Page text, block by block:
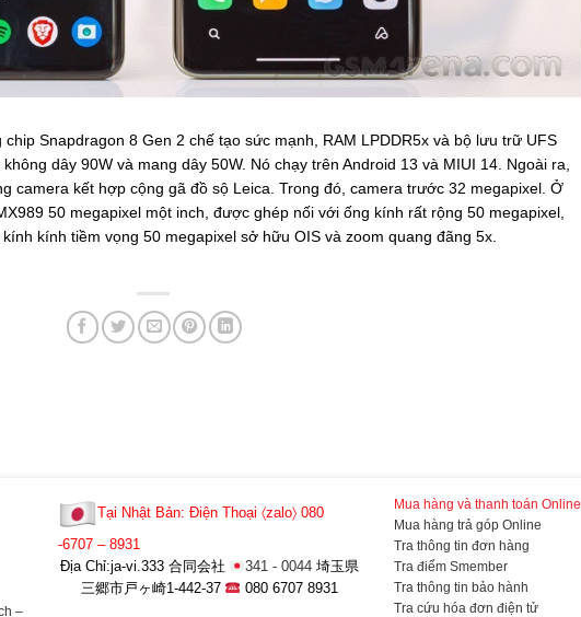
Snapdragon 8 Gen 2 chế tạo sức mạnh, RAM LPDDR5x và bộ lưu trữ UFS
dây 90W và mang dây 50W. Nó chạy trên Android 13 và MIUI 14. Ngoài ra,
camera kết hợp cộng gã đồ sộ Leica. Trong đó, camera trước 32 megapixel. Ở
50 megapixel một inch, được ghép nối với ống kính rất rộng 50 megapixel,
kính tiềm vọng 50 megapixel sở hữu OIS và zoom quang đãng 5x.
–
Tại Nhật Bản: Điện Thoại 〈zalo〉 080
-6707 – 8931
Địa Chỉ:ja-vi.333 合同会社
341 - 0044埼玉県
三郷市戸ヶ崎1-442-37
080 6707 8931
Mua hàng và thanh toán Online
Mua hàng trả góp Online
Tra thông tin đơn hàng
Tra điểm Smember
Tra thông tin bảo hành
Tra cứu hóa đơn điện tử